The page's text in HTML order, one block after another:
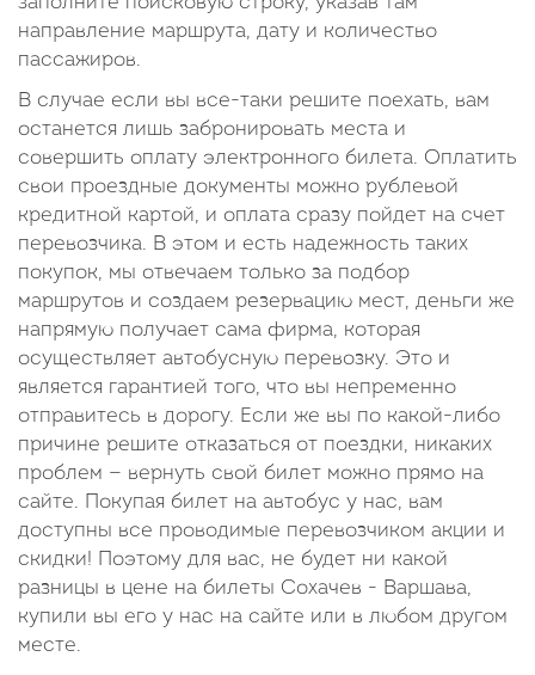
направление маршрута, дату и количество
пассажиров.
В случае если вы все-таки решите поехать, вам
останется лишь забронировать места и
совершить оплату электронного билета. Оплатить
свои проездные документы можно рублевой
кредитной картой, и оплата сразу пойдет на счет
перевозчика. В этом и есть надежность таких
покупок, мы отвечаем только за подбор
маршрутов и создаем резервацию мест, деньги же
напрямую получает сама фирма, которая
осуществляет автобусную перевозку. Это и
является гарантией того, что вы непременно
отправитесь в дорогу. Если же вы по какой-либо
причине решите отказаться от поездки, никаких
проблем — вернуть свой билет можно прямо на
сайте. Покупая билет на автобус у нас, вам
доступны все проводимые перевозчиком акции и
скидки! Поэтому для вас, не будет ни какой
разницы в цене на билеты Сохачев - Варшава,
купили вы его у нас на сайте или в любом другом
месте.